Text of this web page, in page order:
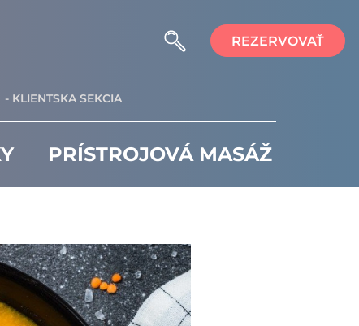
REZERVOVAŤ
- KLIENTSKA SEKCIA
PRÍSTROJOVÁ MASÁŽ